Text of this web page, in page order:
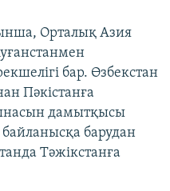
Орталық Азия
бар. Өзбекстан
Пәкістанға
дамытқысы
барудан
Тәжікстанға